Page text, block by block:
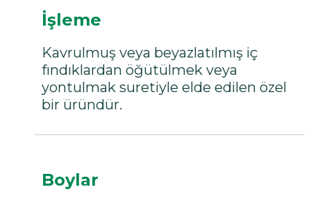
İşleme
Kavrulmuş veya beyazlatılmış iç
fındıklardan öğütülmek veya
yontulmak suretiyle elde edilen özel
bir üründür.
Boylar